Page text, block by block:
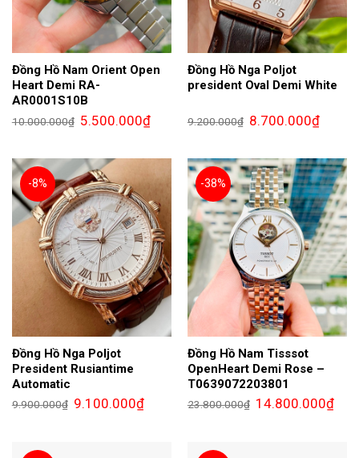
Đồng Hồ Nam Orient Open
Heart Demi RA-
AR0001S10B
10.000.000₫ Giá
gốc
5.500.000₫Giá
hiện
5.500.000₫.
Đồng Hồ Nga Poljot
president Oval Demi White
9.200.000₫ Giá
gốc
8.700.000₫Giá
hiện
-8%
Đồng Hồ Nga Poljot
President Rusiantime
Automatic
9.900.000₫ Giá
gốc
9.100.000₫Giá
hiện
-38%
Đồng Hồ Nam Tisssot
OpenHeart Demi Rose –
T0639072203801
23.800.000₫ Giá
gốc
14.800.000₫Giá
hiện